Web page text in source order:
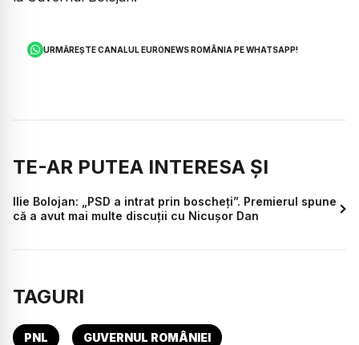
URMĂREȘTE CANALUL EURONEWS ROMÂNIA PE WHATSAPP!
TE-AR PUTEA INTERESA ȘI
Ilie Bolojan: „PSD a intrat prin boscheți”. Premierul spune
că a avut mai multe discuții cu Nicușor Dan
TAGURI
PNL GUVERNUL ROMÂNIEI